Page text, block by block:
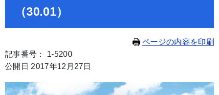
（30.01）
ページの内容を印刷
記事番号： 1-5200
公開日 2017年12月27日